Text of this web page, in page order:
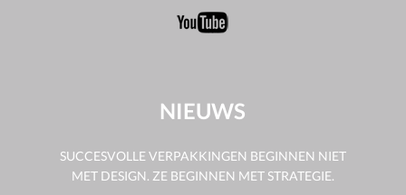
NIEUWS
SUCCESVOLLE VERPAKKINGEN BEGINNEN NIET
MET DESIGN. ZE BEGINNEN MET STRATEGIE.